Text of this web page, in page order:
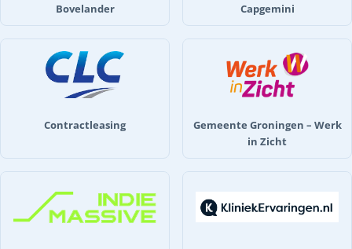
Bovelander Capgemini
Contractleasing
Gemeente Groningen – Werk
in Zicht